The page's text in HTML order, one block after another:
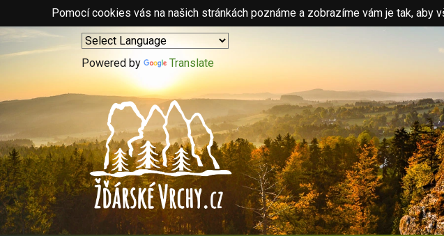
Pomocí cookies vás na našich stránkách poznáme a zobrazíme vám je tak, aby
Powered by Translate